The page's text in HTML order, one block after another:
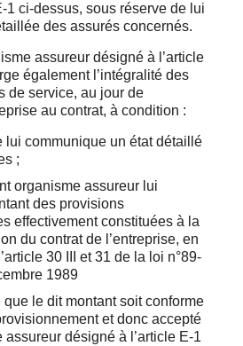
1 ci-dessus, sous réserve de lui
des assurés concernés.
assureur désigné à l’article
également l’intégralité des
de service, au jour de
au contrat, à condition :
lui communique un état détaillé
;
organisme assureur lui
des provisions
effectivement constituées à la
du contrat de l’entreprise, en
30 III et 31 de la loi n°89-
1989
que le dit montant soit conforme
et donc accepté
assureur désigné à l’article E-1